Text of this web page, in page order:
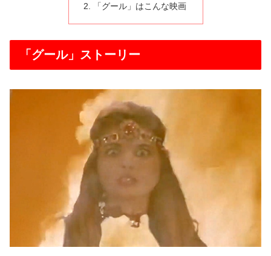
「グール」はこんな映画
「グール」ストーリー